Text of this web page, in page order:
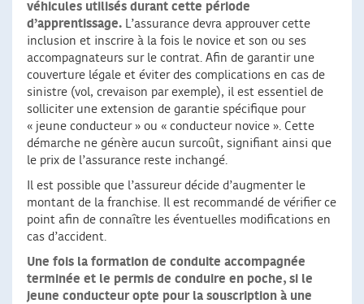
véhicules utilisés durant cette période
d’apprentissage. L’assurance devra approuver cette
inclusion et inscrire à la fois le novice et son ou ses
accompagnateurs sur le contrat. Afin de garantir une
couverture légale et éviter des complications en cas de
sinistre (vol, crevaison par exemple), il est essentiel de
solliciter une extension de garantie spécifique pour
« jeune conducteur » ou « conducteur novice ». Cette
démarche ne génère aucun surcoût, signifiant ainsi que
le prix de l’assurance reste inchangé.
Il est possible que l’assureur décide d’augmenter le
montant de la franchise. Il est recommandé de vérifier ce
point afin de connaître les éventuelles modifications en
cas d’accident.
Une fois la formation de conduite accompagnée
terminée et le permis de conduire en poche, si le
jeune conducteur opte pour la souscription à une